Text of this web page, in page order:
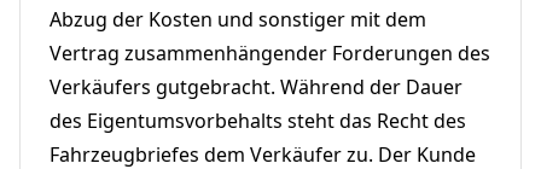
Abzug der Kosten und sonstiger mit dem
Vertrag zusammenhängender Forderungen des
Verkäufers gutgebracht. Während der Dauer
des Eigentumsvorbehalts steht das Recht des
Fahrzeugbriefes dem Verkäufer zu. Der Kunde